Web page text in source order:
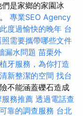
是家鄉的家園冰
專業SEO Agency
度過愉快的晚年 台
照需要攜帶哪些文件
漏水問題 苗栗外
牙服務，為你打造
新整潔的空間 找台
不能涵蓋礫石造成
務推薦 透過電話查
靠的調查服務 台北